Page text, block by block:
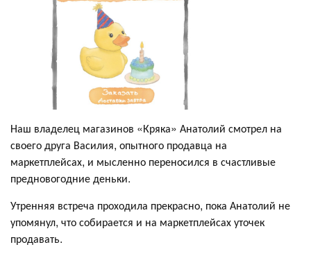
Наш владелец магазинов «Кряка» Анатолий смотрел на
своего друга Василия, опытного продавца на
маркетплейсах, и мысленно переносился в счастливые
предновогодние деньки.
Утренняя встреча проходила прекрасно, пока Анатолий не
упомянул, что собирается и на маркетплейсах уточек
продавать.